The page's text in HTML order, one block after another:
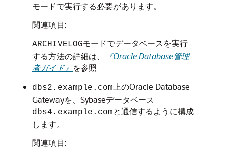
モードで実行する必要があります。
関連項目:
ARCHIVELOGモードでデータベースを実行
する方法の詳細は、
『Oracle Database管理
者ガイド』 を参照
dbs2.example.com上のOracle Database
Gatewayを、Sybaseデータベース
dbs4.example.comと通信するように構成
します。
関連項目: